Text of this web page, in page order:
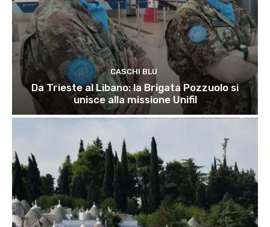
CASCHI BLU
Da Trieste al Libano: la Brigata Pozzuolo si
unisce alla missione Unifil